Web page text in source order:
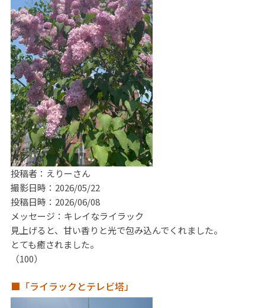
投稿者：えりーさん
撮影日時：2026/05/22
投稿日時：2026/06/08
メッセージ：キレイなライラック
見上げると、甘い香りと光で包み込んでくれました。
とても癒されました。
（100）
■「ライラックとテレビ塔」